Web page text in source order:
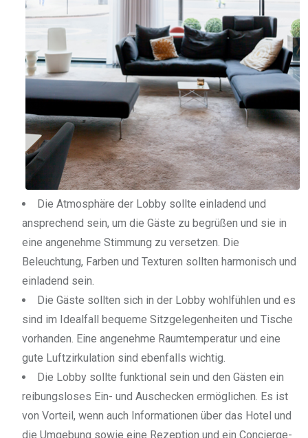
Die Atmosphäre der Lobby sollte einladend und
ansprechend sein, um die Gäste zu begrüßen und sie in
eine angenehme Stimmung zu versetzen. Die
Beleuchtung, Farben und Texturen sollten harmonisch und
einladend sein.
Die Gäste sollten sich in der Lobby wohlfühlen und es
sind im Idealfall bequeme Sitzgelegenheiten und Tische
vorhanden. Eine angenehme Raumtemperatur und eine
gute Luftzirkulation sind ebenfalls wichtig.
Die Lobby sollte funktional sein und den Gästen ein
reibungsloses Ein- und Auschecken ermöglichen. Es ist
von Vorteil, wenn auch Informationen über das Hotel und
die Umgebung sowie eine Rezeption und ein Concierge-